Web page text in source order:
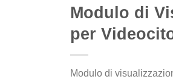
Modulo di
per
Modulo di